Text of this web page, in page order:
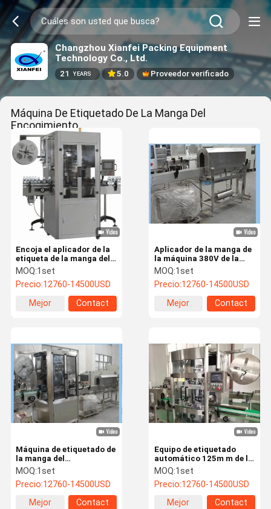
Changzhou Xianfei Packing Equipment
Technology Co., Ltd.
21 YEARS 5.0 Proveedor verificado
Máquina De Etiquetado De La Manga Del
Encogimiento
(10)
Encoja el aplicador de la
etiqueta de la manga del
estiramiento de la
máquina de etiquetado de
la manga los 2.1m
MOQ:1set
Precio:12760-14500USD
Mejor
Contact
Aplicador de la manga de
la máquina 380V de la
manga del encogimiento
de la botella del PVC
Sus304 para las botellas
MOQ:1set
Precio:12760-14500USD
Mejor
Contact
Máquina de etiquetado de
la manga del
encogimiento de los gris
plateados 3.0KW los
0.25m máquina que
envuelve automática
MOQ:1set
Precio:12760-14500USD
Mejor
Contact
Equipo de etiquetado
automático 125m m de la
funda de encogimiento de
calor 3.0KW botella
plástica
MOQ:1set
Precio:12760-14500USD
Mejor
Contact